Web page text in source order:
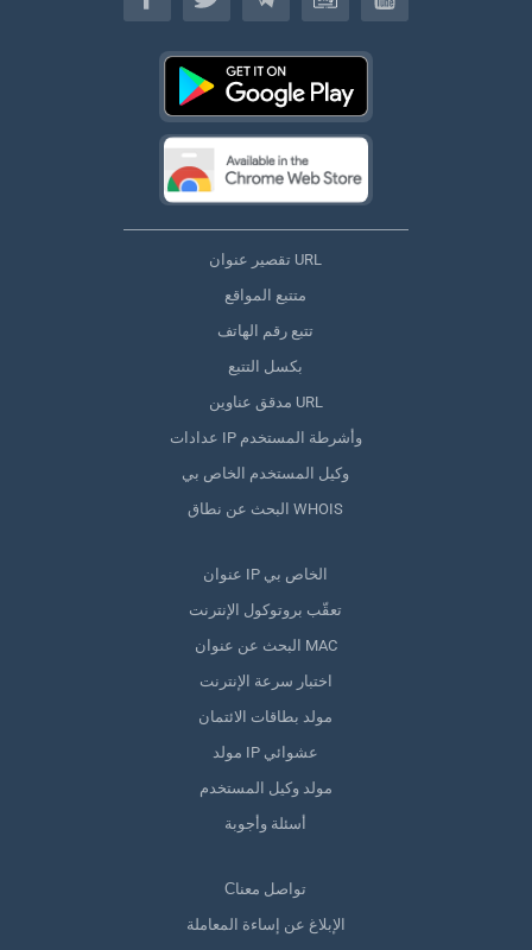
تقصير عنوان URL
متتبع المواقع
تتبع رقم الهاتف
بكسل التتبع
مدقق عناوين URL
عدادات IP وأشرطة المستخدم
وكيل المستخدم الخاص بي
البحث عن نطاق WHOIS
عنوان IP الخاص بي
تعقّب بروتوكول الإنترنت
البحث عن عنوان MAC
اختبار سرعة الإنترنت
مولد بطاقات الائتمان
مولد IP عشوائي
مولد وكيل المستخدم
أسئلة وأجوبة
Сتواصل معنا
الإبلاغ عن إساءة المعاملة